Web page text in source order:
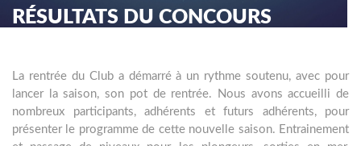
RÉSULTATS DU CONCOURS
La rentrée du Club a démarré à un rythme soutenu, avec pour
lancer la saison, son pot de rentrée. Nous avons accueilli de
nombreux participants, adhérents et futurs adhérents, pour
présenter le programme de cette nouvelle saison. Entrainement